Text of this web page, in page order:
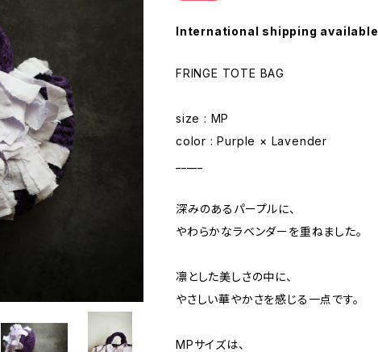
International shipping available
FRINGE TOTE BAG
size : MP
color : Purple × Lavender
深みのあるパープルに、
やわらかなラベンダーを重ねました。
凛とした美しさの中に、
やさしい華やかさを感じる一点です。
MPサイズは、